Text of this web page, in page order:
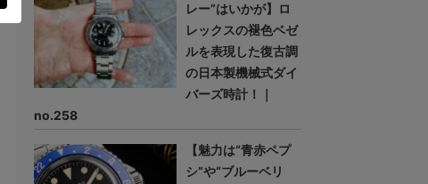
レー”はいかが】ロ
レックスの褪色ベゼ
ルを表現した復古調
の日本製機械式ダイ
バーズ時計！｜
no.258
【魅力は“青赤ペプ
シ”や“ブルーベリ